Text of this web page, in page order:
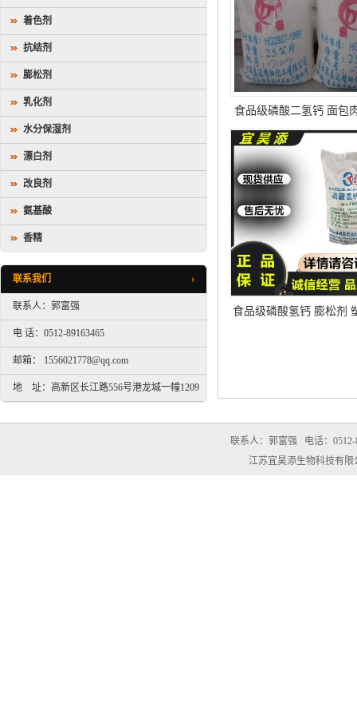
着色剂
抗结剂
膨松剂
乳化剂
水分保湿剂
漂白剂
改良剂
氨基酸
香精
联系我们
联系人：郭富强
电 话：0512-89163465
邮箱： 1556021778@qq.com
地 址：高新区长江路556号港龙城一幢1209
食品级磷酸二氢钙 面包
松剂 保水剂酸度调节
食品级磷酸氢钙 膨松剂
联系人：郭富强 电话：0512-
江苏宜昊添生物科技有限